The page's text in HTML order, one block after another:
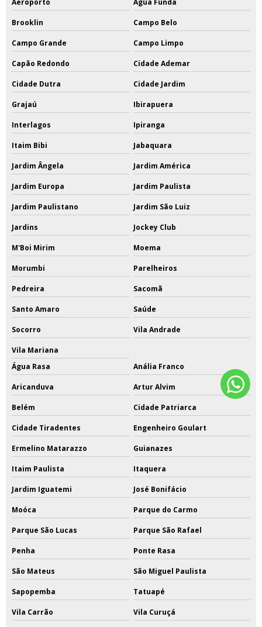
Aeroporto Água Funda
Brooklin Campo Belo
Campo Grande Campo Limpo
Capão Redondo Cidade Ademar
Cidade Dutra Cidade Jardim
Grajaú Ibirapuera
Interlagos Ipiranga
Itaim Bibi Jabaquara
Jardim Ângela Jardim América
Jardim Europa Jardim Paulista
Jardim Paulistano Jardim São Luiz
Jardins Jockey Club
M'Boi Mirim Moema
Morumbi Parelheiros
Pedreira Sacomã
Santo Amaro Saúde
Socorro Vila Andrade
Vila Mariana
Água Rasa
Anália Franco
Aricanduva Artur Alvim
Belém Cidade Patriarca
Cidade Tiradentes Engenheiro Goulart
Ermelino Matarazzo Guianazes
Itaim Paulista Itaquera
Jardim Iguatemi José Bonifácio
Moóca Parque do Carmo
Parque São Lucas Parque São Rafael
Penha Ponte Rasa
São Mateus São Miguel Paulista
Sapopemba Tatuapé
Vila Carrão Vila Curuçá